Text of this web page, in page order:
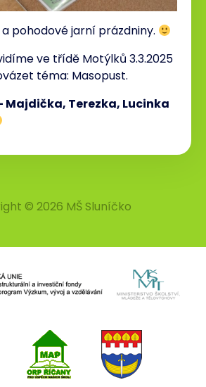
pohodové jarní prázdniny.
ve třídě Motýlků 3.3.2025
téma: Masopust.
Majdička, Terezka, Lucinka
© 2026 MŠ Sluníčko